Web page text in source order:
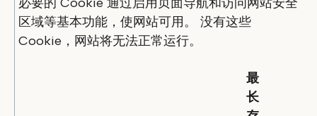
区域等基本功能，使网站可用。 没有这些
Cookie，网站将无法正常运行。
最
长